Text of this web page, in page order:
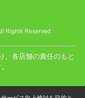
Rights Reserved.
、各店舗の責任のもと